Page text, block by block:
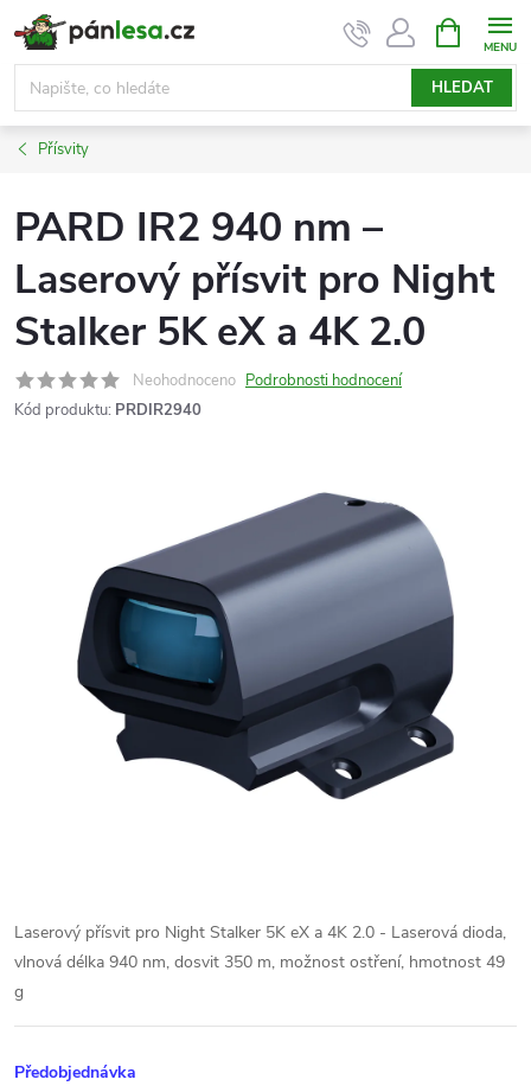
Přejít
na
obsah
HLEDAT
NÁKUPNÍ
KOŠÍK
Přísvity
PARD IR2 940 nm –
Laserový přísvit pro Night
Stalker 5K eX a 4K 2.0
Neohodnoceno Podrobnosti hodnocení
Kód produktu: PRDIR2940
Laserový přísvit pro Night Stalker 5K eX a 4K 2.0 - Laserová dioda,
vlnová délka 940 nm, dosvit 350 m, možnost ostření, hmotnost 49
g
Předobjednávka